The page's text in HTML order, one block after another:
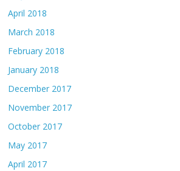
April 2018
March 2018
February 2018
January 2018
December 2017
November 2017
October 2017
May 2017
April 2017